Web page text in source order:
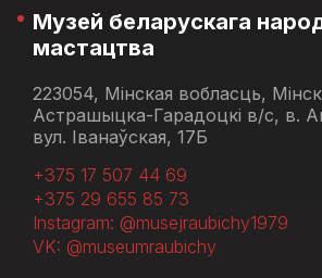
Музей беларускага
мастацтва
223054, Мінская вобласць,
Астрашыцка-Гарадоцкі в/с, в.
вул. Іванаўская, 17Б
+375 17 507 44 69
+375 29 655 85 73
Instagram: @musejraubichy1979
VK: @museumraubichy